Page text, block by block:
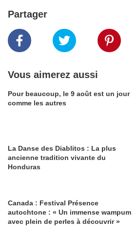
Partager
Vous aimerez aussi
Pour beaucoup, le 9 août est un jour
comme les autres
La Danse des Diablitos : La plus
ancienne tradition vivante du
Honduras
Canada : Festival Présence
autochtone : « Un immense wampum
avec plein de perles à découvrir »